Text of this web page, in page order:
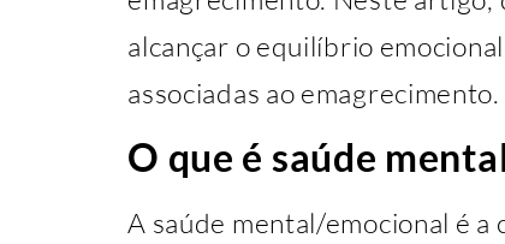
alcançar o equilíbrio
associadas ao
O que é saúde
A saúde mental/emocional é a